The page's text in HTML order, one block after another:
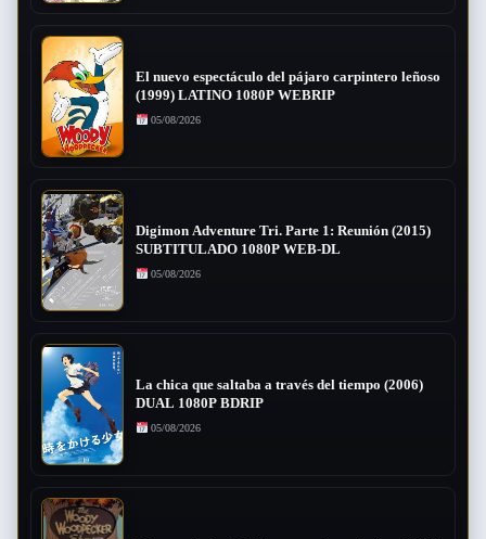
El nuevo espectáculo del pájaro carpintero leñoso
(1999) LATINO 1080P WEBRIP
05/08/2026
Digimon Adventure Tri. Parte 1: Reunión (2015)
SUBTITULADO 1080P WEB-DL
05/08/2026
La chica que saltaba a través del tiempo (2006)
DUAL 1080P BDRIP
05/08/2026